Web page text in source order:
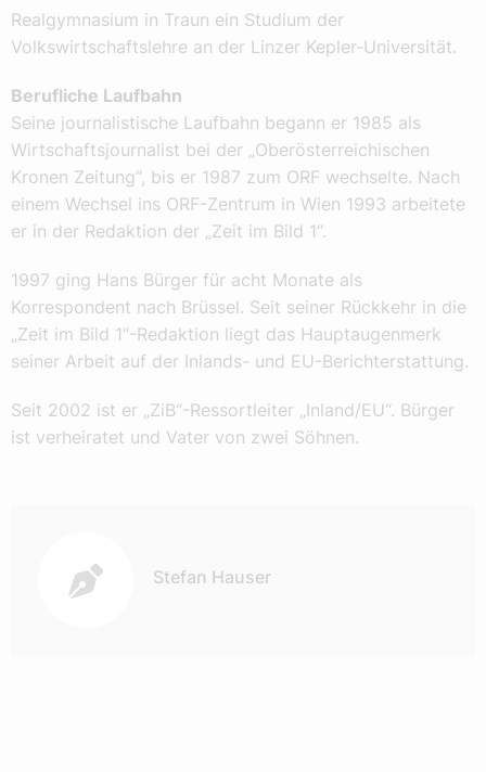
Realgymnasium in Traun ein Studium der
Volkswirtschaftslehre an der Linzer Kepler-Universität.
Berufliche Laufbahn
Seine journalistische Laufbahn begann er 1985 als
Wirtschaftsjournalist bei der „Oberösterreichischen
Kronen Zeitung“, bis er 1987 zum ORF wechselte. Nach
einem Wechsel ins ORF-Zentrum in Wien 1993 arbeitete
er in der Redaktion der „Zeit im Bild 1“.
1997 ging Hans Bürger für acht Monate als
Korrespondent nach Brüssel. Seit seiner Rückkehr in die
„Zeit im Bild 1“-Redaktion liegt das Hauptaugenmerk
seiner Arbeit auf der Inlands- und EU-Berichterstattung.
Seit 2002 ist er „ZiB“-Ressortleiter „Inland/EU“. Bürger
ist verheiratet und Vater von zwei Söhnen.
Stefan Hauser